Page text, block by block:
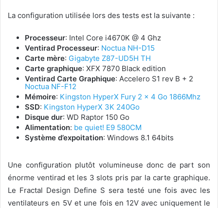
La configuration utilisée lors des tests est la suivante :
Processeur: Intel Core i4670K @ 4 Ghz
Ventirad Processeur: Noctua NH-D15
Carte mère: Gigabyte Z87-UD5H TH
Carte graphique: XFX 7870 Black edition
Ventirad Carte Graphique: Accelero S1 rev B + 2
Noctua NF-F12
Mémoire: Kingston HyperX Fury 2 x 4 Go 1866Mhz
SSD: Kingston HyperX 3K 240Go
Disque dur: WD Raptor 150 Go
Alimentation: be quiet! E9 580CM
Système d’expoitation: Windows 8.1 64bits
Une configuration plutôt volumineuse donc de part son
énorme ventirad et les 3 slots pris par la carte graphique.
Le Fractal Design Define S sera testé une fois avec les
ventilateurs en 5V et une fois en 12V avec uniquement le